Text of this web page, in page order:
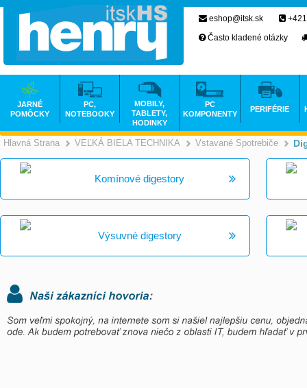
Hlavná Strana >
VEĽKÁ BIELA TECHNIKA >
Vstavané Spotrebiče
Komínové digestory
Výsuvné digestory
eshop@itsk.sk
Často kladené otázky
JARNÉ
POMÔCKY
PC,
NOTEBOOKY
MOBILY,
TABLETY,
HODINKY
PC
KOMPONENTY
PERIFÉRIE